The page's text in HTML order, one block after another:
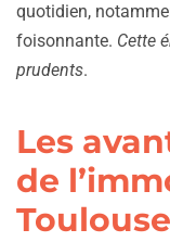
quotidien,
foisonnante. Cette
prudents.
Les
de
Toulouse